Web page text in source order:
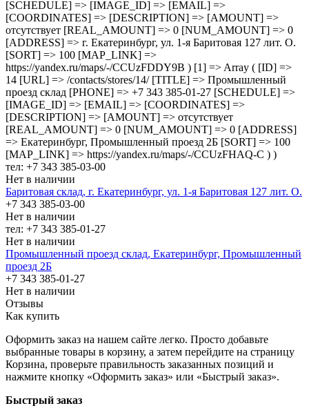
[SCHEDULE] => [IMAGE_ID] => [EMAIL] =>
[COORDINATES] => [DESCRIPTION] => [AMOUNT] =>
отсутствует [REAL_AMOUNT] => 0 [NUM_AMOUNT] => 0
[ADDRESS] => г. Екатеринбург, ул. 1-я Баритовая 127 лит. О.
[SORT] => 100 [MAP_LINK] =>
https://yandex.ru/maps/-/CCUzFDDY9B ) [1] => Array ( [ID] =>
14 [URL] => /contacts/stores/14/ [TITLE] => Промышленный
проезд cклад [PHONE] => +7 343 385-01-27 [SCHEDULE] =>
[IMAGE_ID] => [EMAIL] => [COORDINATES] =>
[DESCRIPTION] => [AMOUNT] => отсутствует
[REAL_AMOUNT] => 0 [NUM_AMOUNT] => 0 [ADDRESS]
=> Екатеринбург, Промышленный проезд 2Б [SORT] => 100
[MAP_LINK] => https://yandex.ru/maps/-/CCUzFHAQ-C ) )
тел: +7 343 385-03-00
Нет в наличии
Баритовая склад, г. Екатеринбург, ул. 1-я Баритовая 127 лит. О.
+7 343 385-03-00
Нет в наличии
тел: +7 343 385-01-27
Нет в наличии
Промышленный проезд cклад, Екатеринбург, Промышленный
проезд 2Б
+7 343 385-01-27
Нет в наличии
Отзывы
Как купить
Оформить заказ на нашем сайте легко. Просто добавьте
выбранные товары в корзину, а затем перейдите на страницу
Корзина, проверьте правильность заказанных позиций и
нажмите кнопку «Оформить заказ» или «Быстрый заказ».
Быстрый заказ